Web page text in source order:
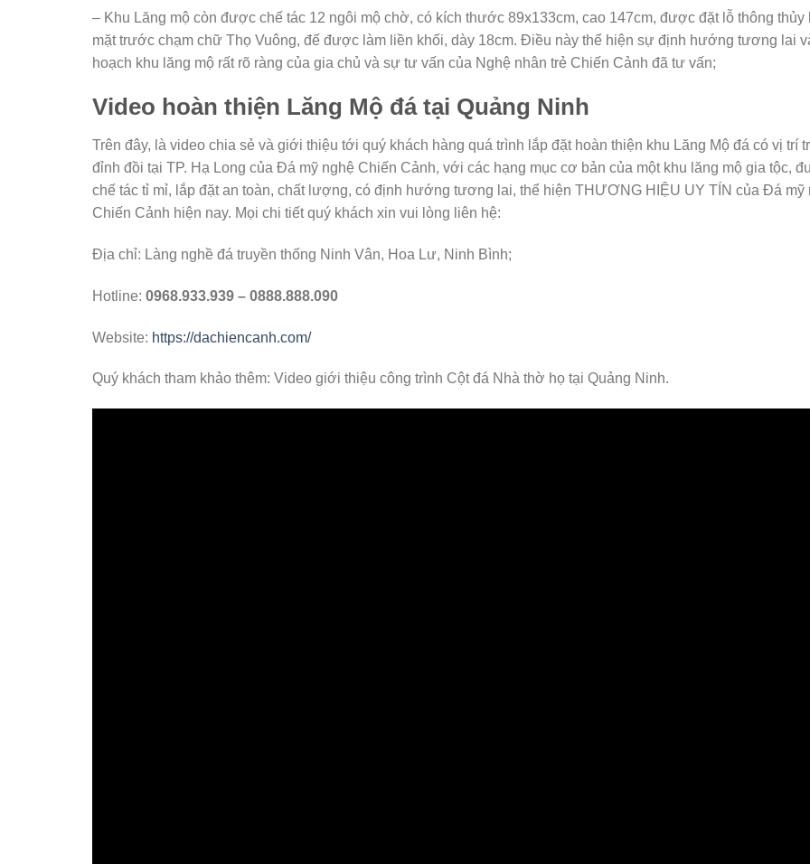
– Khu Lăng mộ còn được chế tác 12 ngôi mộ chờ, có kích thước 89x133cm, cao 147cm, được đặt lỗ thông thủy
mặt trước chạm chữ Thọ Vuông, đế được làm liền khối, dày 18cm. Điều này thể hiện sự định hướng tương lai
hoạch khu lăng mộ rất rõ ràng của gia chủ và sự tư vấn của Nghệ nhân trẻ Chiến Cảnh đã tư vấn;
Video hoàn thiện Lăng Mộ đá tại Quảng Ninh
Trên đây, là video chia sẻ và giới thiệu tới quý khách hàng quá trình lắp đặt hoàn thiện khu Lăng Mộ đá có vị trí
đỉnh đồi tại TP. Hạ Long của Đá mỹ nghệ Chiến Cảnh, với các hạng mục cơ bản của một khu lăng mộ gia tộc,
chế tác tỉ mỉ, lắp đặt an toàn, chất lượng, có định hướng tương lai, thể hiện THƯƠNG HIỆU UY TÍN của Đá mỹ
Chiến Cảnh hiện nay. Mọi chi tiết quý khách xin vui lòng liên hệ:
Địa chỉ: Làng nghề đá truyền thống Ninh Vân, Hoa Lư, Ninh Bình;
Hotline: 0968.933.939 – 0888.888.090
Website: https://dachiencanh.com/
Quý khách tham khảo thêm: Video giới thiệu công trình Cột đá Nhà thờ họ tại Quảng Ninh.